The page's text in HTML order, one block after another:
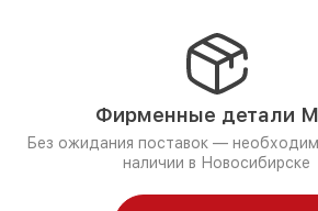
Фирменные детали
Без ожидания поставок —
наличии в Новосибирске